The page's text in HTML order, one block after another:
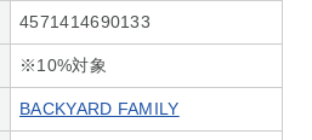
4571414690133
※10%対象
BACKYARD FAMILY